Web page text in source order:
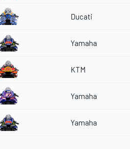
Ducati
Yamaha
KTM
Yamaha
Yamaha